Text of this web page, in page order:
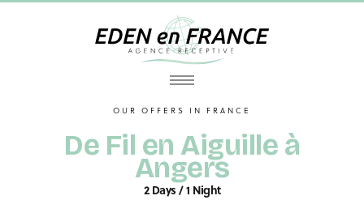
OUR OFFERS IN FRANCE
De Fil en Aiguille à
Angers
2 Days / 1 Night